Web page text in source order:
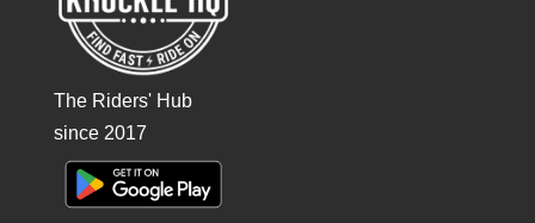
The Riders' Hub
since 2017